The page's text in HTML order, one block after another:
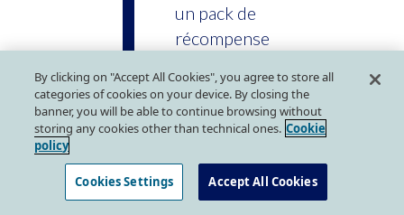
un pack de
récompense
répondre aux
attentes des
personnes qui
travaillent
habituellement
By clicking on "Accept All Cookies", you agree to store all
categories of cookies on your device. By closing the
banner, you will be able to continue browsing without
storing any cookies other than technical ones. Cookie
policy
Cookies Settings Accept All Cookies